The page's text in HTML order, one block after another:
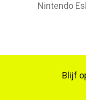
Nintendo
Blijf